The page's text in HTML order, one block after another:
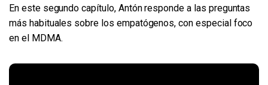
En este segundo capítulo, Antón responde a las preguntas
más habituales sobre los empatógenos, con especial foco
en el MDMA.